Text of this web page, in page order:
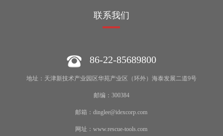
联系我们
86-22-85689800
地址：天津新技术产业园区华苑产业区（环外）海泰发展二道9号
邮编：300384
邮箱：dinglee@idexcorp.com
网址：www.rescue-tools.com